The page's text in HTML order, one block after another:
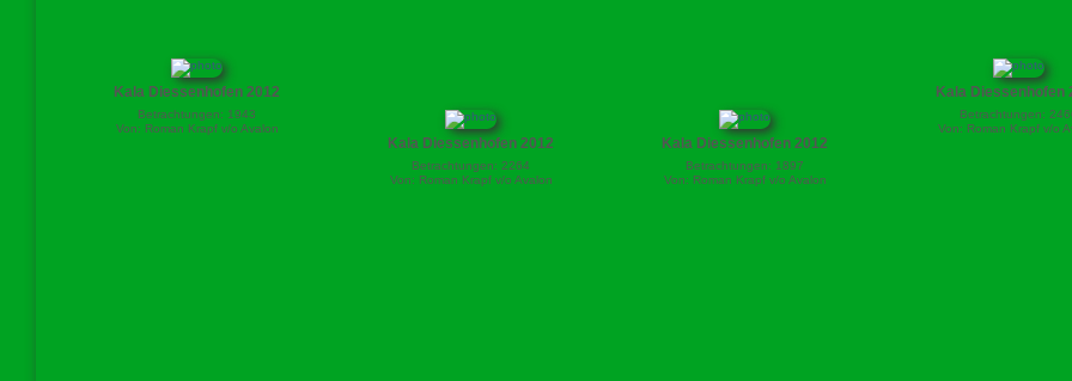
Kala Diessenhofen 2012
Betrachtungen: 1943
Von: Roman Krapf v/o Avalon
Kala Diessenhofen 2012
Betrachtungen: 2264
Von: Roman Krapf v/o Avalon
Kala Diessenhofen 2012
Betrachtungen: 1897
Von: Roman Krapf v/o Avalon
Kala Diessenhofen
Betrachtungen:
Von: Roman Krapf v/o